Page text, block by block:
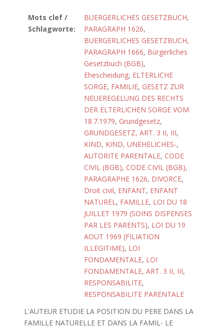
Mots clef /
Schlagworte:
BUERGERLICHES GESETZBUCH,
PARAGRAPH 1626,
BUERGERLICHES GESETZBUCH,
PARAGRAPH 1666, Bürgerliches
Gesetzbuch (BGB),
Ehescheidung, ELTERLICHE
SORGE, FAMILIE, GESETZ ZUR
NEUEREGELUNG DES RECHTS
DER ELTERLICHEN SORGE VOM
18.7.1979, Grundgesetz,
GRUNDGESETZ, ART. 3 II, III,
KIND, KIND, UNEHELICHES-,
AUTORITE PARENTALE, CODE
CIVIL (BGB), CODE CIVIL (BGB),
PARAGRAPHE 1626, DIVORCE,
Droit civil, ENFANT, ENFANT
NATUREL, FAMILLE, LOI DU 18
JUILLET 1979 (SOINS DISPENSES
PAR LES PARENTS), LOI DU 19
AOUT 1969 (FILIATION
ILLEGITIME), LOI
FONDAMENTALE, LOI
FONDAMENTALE, ART. 3 II, III,
RESPONSABILITE,
RESPONSABILITE PARENTALE
L'AUTEUR ETUDIE LA POSITION DU PERE DANS LA
FAMILLE NATURELLE ET DANS LA FAMIL- LE